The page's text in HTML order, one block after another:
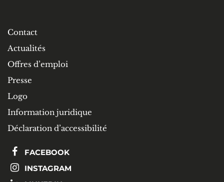
Contact
Actualités
Offres d’emploi
Presse
Logo
Information juridique
Déclaration d’accessibilité
FACEBOOK
INSTAGRAM